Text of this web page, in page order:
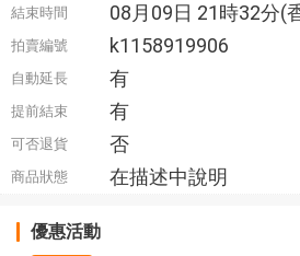
結束時間 08月09日 21時32分(
拍賣編號 k1158919906
自動延長 有
提前結束 有
可否退貨 否
商品狀態 在描述中說明
優惠活動